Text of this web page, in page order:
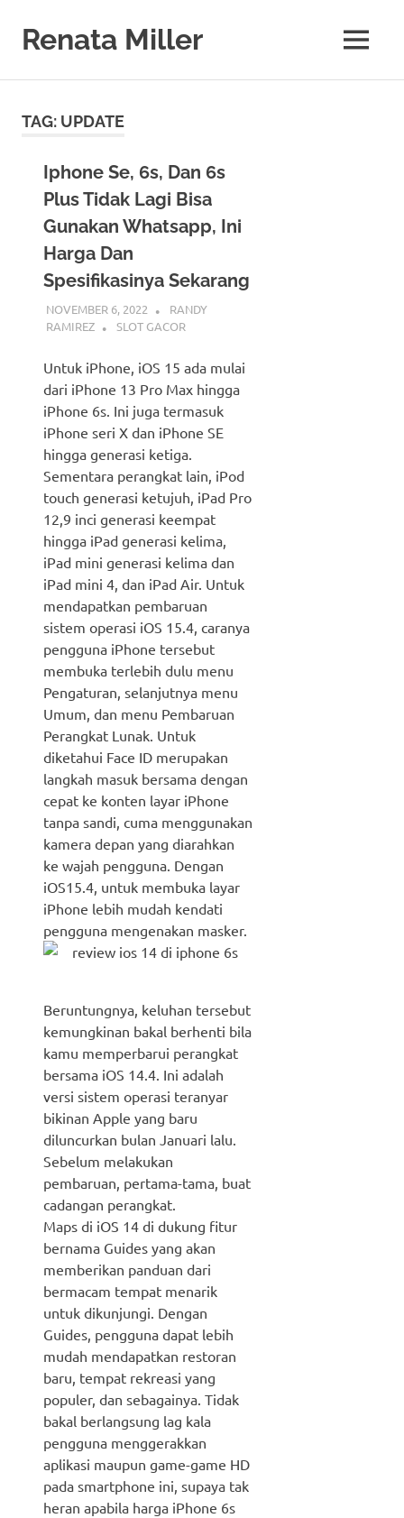
contentRenata Miller
Bisnis,
Gaya
Hidup
MENU
TAG: UPDATE
Iphone Se, 6s, Dan 6s
Plus Tidak Lagi Bisa
Gunakan Whatsapp, Ini
Harga Dan
Spesifikasinya Sekarang
NOVEMBER 6, 2022
RANDY
RAMIREZ
SLOT GACOR
Untuk iPhone, iOS 15 ada mulai
dari iPhone 13 Pro Max hingga
iPhone 6s. Ini juga termasuk
iPhone seri X dan iPhone SE
hingga generasi ketiga.
Sementara perangkat lain, iPod
touch generasi ketujuh, iPad Pro
12,9 inci generasi keempat
hingga iPad generasi kelima,
iPad mini generasi kelima dan
iPad mini 4, dan iPad Air. Untuk
mendapatkan pembaruan
sistem operasi iOS 15.4, caranya
pengguna iPhone tersebut
membuka terlebih dulu menu
Pengaturan, selanjutnya menu
Umum, dan menu Pembaruan
Perangkat Lunak. Untuk
diketahui Face ID merupakan
langkah masuk bersama dengan
cepat ke konten layar iPhone
tanpa sandi, cuma menggunakan
kamera depan yang diarahkan
ke wajah pengguna. Dengan
iOS15.4, untuk membuka layar
iPhone lebih mudah kendati
pengguna mengenakan masker.
Beruntungnya, keluhan tersebut
kemungkinan bakal berhenti bila
kamu memperbarui perangkat
bersama iOS 14.4. Ini adalah
versi sistem operasi teranyar
bikinan Apple yang baru
diluncurkan bulan Januari lalu.
Sebelum melakukan
pembaruan, pertama-tama, buat
cadangan perangkat.
Maps di iOS 14 di dukung fitur
bernama Guides yang akan
memberikan panduan dari
bermacam tempat menarik
untuk dikunjungi. Dengan
Guides, pengguna dapat lebih
mudah mendapatkan restoran
baru, tempat rekreasi yang
populer, dan sebagainya. Tidak
bakal berlangsung lag kala
pengguna menggerakkan
aplikasi maupun game-game HD
pada smartphone ini, supaya tak
heran apabila harga iPhone 6s